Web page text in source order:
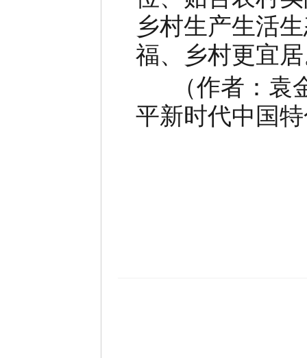
乡村生产生活
福、乡村更宜
（作者：袁
平新时代中国